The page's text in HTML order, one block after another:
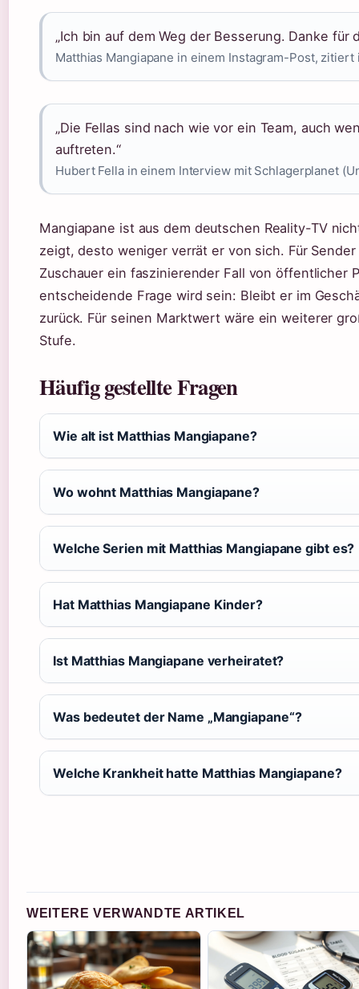
„Ich bin auf dem Weg der Besserung. Danke für
Matthias Mangiapane in einem Instagram-Post, zitiert
„Die Fellas sind nach wie vor ein Team, auch
auftreten.“
Hubert Fella in einem Interview mit Schlagerplanet
Mangiapane ist aus dem deutschen Reality-TV
zeigt, desto weniger verrät er von sich. Für
Zuschauer ein faszinierender Fall von öffentlicher
entscheidende Frage wird sein: Bleibt er im
zurück. Für seinen Marktwert wäre ein weiterer
Stufe.
Häufig gestellte Fragen
Wie alt ist Matthias Mangiapane?
Wo wohnt Matthias Mangiapane?
Welche Serien mit Matthias Mangiapane gibt es?
Hat Matthias Mangiapane Kinder?
Ist Matthias Mangiapane verheiratet?
Was bedeutet der Name „Mangiapane“?
Welche Krankheit hatte Matthias Mangiapane?
WEITERE VERWANDTE ARTIKEL